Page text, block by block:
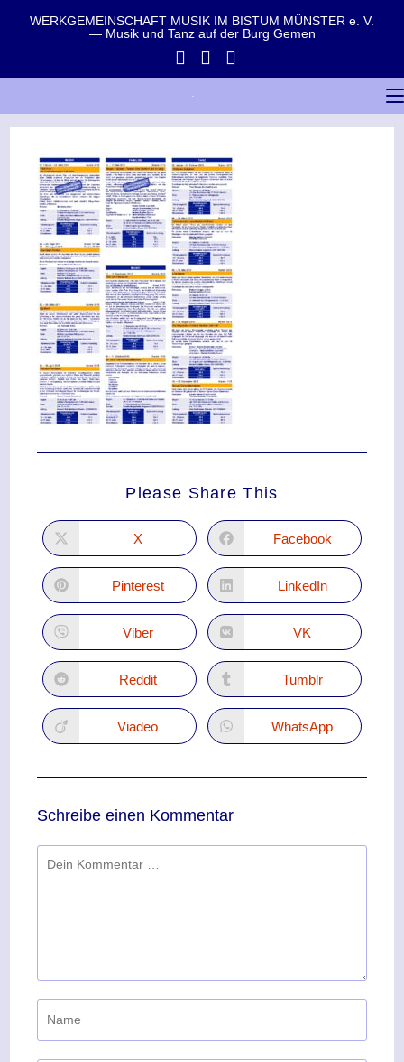
WERKGEMEINSCHAFT MUSIK IM BISTUM MÜNSTER e. V.
— Musik und Tanz auf der Burg Gemen
Please Share This
X Facebook
Pinterest LinkedIn
Viber VK
Reddit Tumblr
Viadeo WhatsApp
Schreibe einen Kommentar